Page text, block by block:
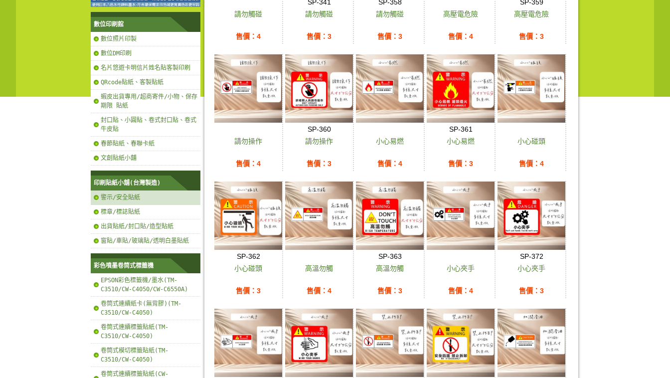
數位印刷館
數位照片印製
數位DM印刷
名片悠遊卡明信片姓名貼客製印刷
QRcode貼紙、客製貼紙
蝦皮出貨專用/超商寄件/小物、保存
期限 貼紙
封口貼、小圓貼、卷式封口貼、卷式
牛皮貼
春節貼紙、春聯卡紙
文創貼紙小舖
印刷貼紙小舖(台灣製造)
警示/安全貼紙
標章/標誌貼紙
出貨貼紙/封口貼/造型貼紙
窗貼/車貼/玻璃貼/透明白墨貼紙
彩色噴墨卷筒式標籤機
EPSON彩色標籤機/墨水(TM-
C3510/CW-C4050/CW-C6550A)
卷筒式連續紙卡(無背膠)(TM-
C3510/CW-C4050)
卷筒式連續標籤貼紙(TM-
C3510/CW-C4050)
卷筒式模切標籤貼紙(TM-
C3510/CW-C4050)
卷筒式連續標籤貼紙(CW-
請勿觸碰
售價：4
SP-341
請勿觸碰
售價：3
SP-358
請勿觸碰
售價：3
高壓電危險
售價：4
SP-359
高壓電危險
售價：3
請勿操作
售價：4
SP-360
請勿操作
售價：3
小心易燃
售價：4
SP-361
小心易燃
售價：3
小心碰頭
售價：4
SP-362
小心碰頭
售價：3
高溫勿觸
售價：4
SP-363
高溫勿觸
售價：3
小心夾手
售價：4
SP-372
小心夾手
售價：3